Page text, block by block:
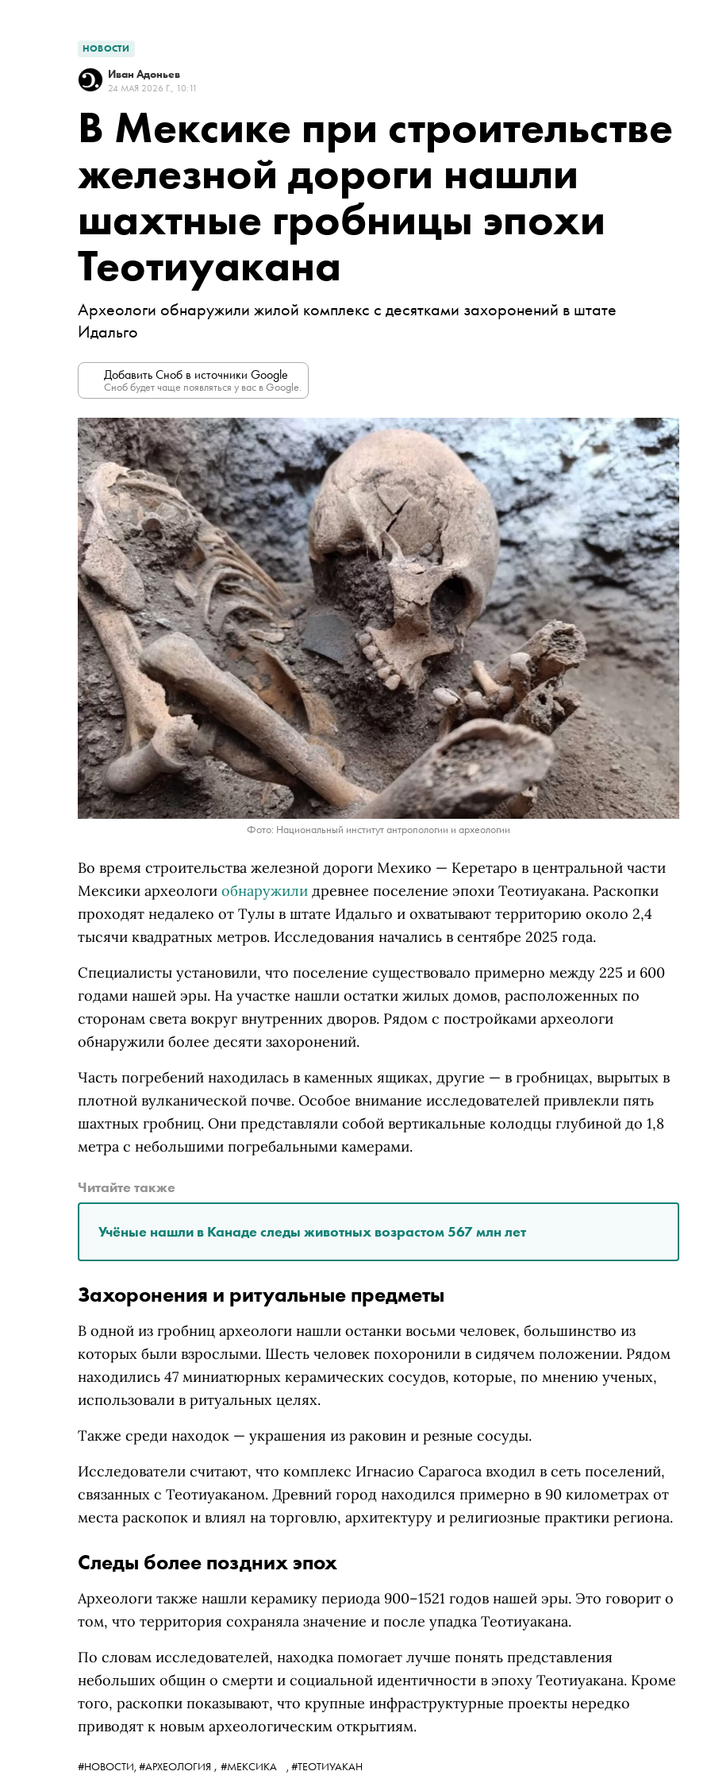
НОВОСТИ
Иван Адоньев
24 МАЯ 2026 Г., 10:11
В Мексике при строительстве
железной дороги нашли
шахтные гробницы эпохи
Теотиуакана
Археологи обнаружили жилой комплекс с десятками захоронений в штате
Идальго
Добавить Сноб в источники Google
Сноб будет чаще появляться у вас в Google.
Фото: Национальный институт антропологии и археологии
Во время строительства железной дороги Мехико — Керетаро в центральной части
Мексики археологи обнаружили древнее поселение эпохи Теотиуакана. Раскопки
проходят недалеко от Тулы в штате Идальго и охватывают территорию около 2,4
тысячи квадратных метров. Исследования начались в сентябре 2025 года.
Специалисты установили, что поселение существовало примерно между 225 и 600
годами нашей эры. На участке нашли остатки жилых домов, расположенных по
сторонам света вокруг внутренних дворов. Рядом с постройками археологи
обнаружили более десяти захоронений.
Часть погребений находилась в каменных ящиках, другие — в гробницах, вырытых в
плотной вулканической почве. Особое внимание исследователей привлекли пять
шахтных гробниц. Они представляли собой вертикальные колодцы глубиной до 1,8
метра с небольшими погребальными камерами.
Читайте также
Учёные нашли в Канаде следы животных возрастом 567 млн лет
Захоронения и ритуальные предметы
В одной из гробниц археологи нашли останки восьми человек, большинство из
которых были взрослыми. Шесть человек похоронили в сидячем положении. Рядом
находились 47 миниатюрных керамических сосудов, которые, по мнению ученых,
использовали в ритуальных целях.
Также среди находок — украшения из раковин и резные сосуды.
Исследователи считают, что комплекс Игнасио Сарагоса входил в сеть поселений,
связанных с Теотиуаканом. Древний город находился примерно в 90 километрах от
места раскопок и влиял на торговлю, архитектуру и религиозные практики региона.
Следы более поздних эпох
Археологи также нашли керамику периода 900–1521 годов нашей эры. Это говорит о
том, что территория сохраняла значение и после упадка Теотиуакана.
По словам исследователей, находка помогает лучше понять представления
небольших общин о смерти и социальной идентичности в эпоху Теотиуакана. Кроме
того, раскопки показывают, что крупные инфраструктурные проекты нередко
приводят к новым археологическим открытиям.
#НОВОСТИ, #АРХЕОЛОГИЯ , #МЕКСИКА , #ТЕОТИУАКАН